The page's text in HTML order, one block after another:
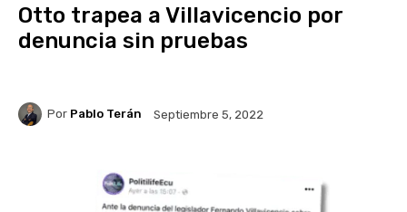
Otto trapea a Villavicencio por
denuncia sin pruebas
Por Pablo Terán Septiembre 5, 2022